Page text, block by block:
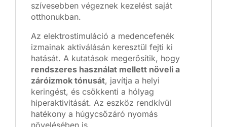
szívesebben végeznek kezelést saját
otthonukban.
Az elektrostimuláció a medencefenék
izmainak aktiválásán keresztül fejti ki
hatását. A kutatások megerősítik, hogy
rendszeres használat mellett növeli a
záróizmok tónusát, javítja a helyi
keringést, és csökkenti a hólyag
hiperaktivitását. Az eszköz rendkívül
hatékony a húgycsőzáró nyomás
növelésében is.